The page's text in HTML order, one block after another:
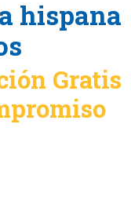
hispana
Gratis